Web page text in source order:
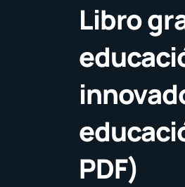
Libro
PDF)